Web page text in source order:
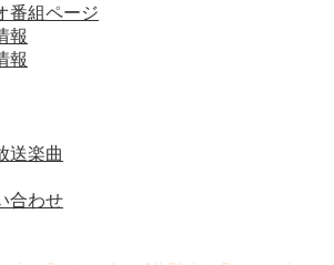
番組ページ
報
報
送楽曲
合わせ